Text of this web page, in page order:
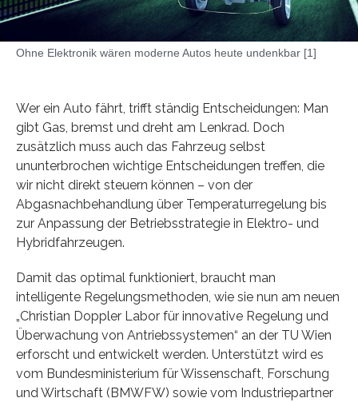
Ohne Elektronik wären moderne Autos heute undenkbar [1]
Wer ein Auto fährt, trifft ständig Entscheidungen: Man
gibt Gas, bremst und dreht am Lenkrad. Doch
zusätzlich muss auch das Fahrzeug selbst
ununterbrochen wichtige Entscheidungen treffen, die
wir nicht direkt steuern können – von der
Abgasnachbehandlung über Temperaturregelung bis
zur Anpassung der Betriebsstrategie in Elektro- und
Hybridfahrzeugen.
Damit das optimal funktioniert, braucht man
intelligente Regelungsmethoden, wie sie nun am neuen
„Christian Doppler Labor für innovative Regelung und
Überwachung von Antriebssystemen“ an der TU Wien
erforscht und entwickelt werden. Unterstützt wird es
vom Bundesministerium für Wissenschaft, Forschung
und Wirtschaft (BMWFW) sowie vom Industriepartner